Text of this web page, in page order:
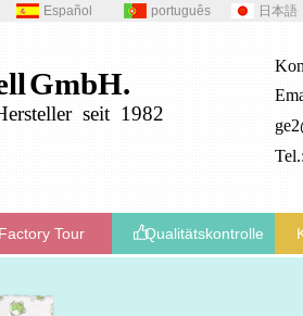
Español português 日本語
GmbH.
seit 1982
Factory Tour Qualitätskontrolle